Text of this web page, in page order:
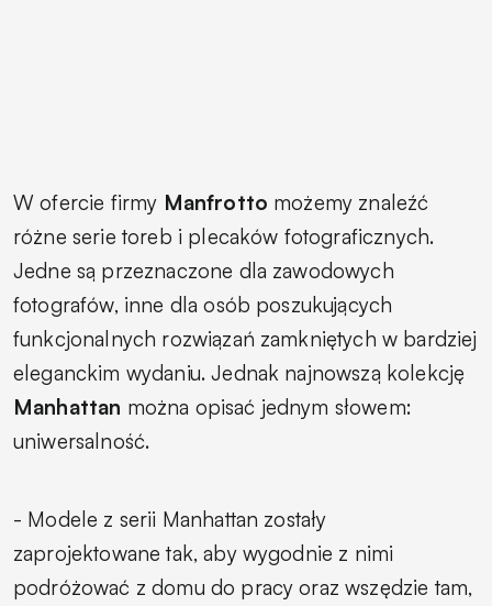
W ofercie firmy Manfrotto możemy znaleźć
różne serie toreb i plecaków fotograficznych.
Jedne są przeznaczone dla zawodowych
fotografów, inne dla osób poszukujących
funkcjonalnych rozwiązań zamkniętych w bardziej
eleganckim wydaniu. Jednak najnowszą kolekcję
Manhattan można opisać jednym słowem:
uniwersalność.
- Modele z serii Manhattan zostały
zaprojektowane tak, aby wygodnie z nimi
podróżować z domu do pracy oraz wszędzie tam,